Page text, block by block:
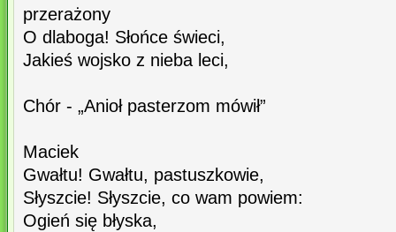
przerażony
O dlaboga! Słońce świeci,
Jakieś wojsko z nieba leci,
Chór - „Anioł pasterzom mówił”
Maciek
Gwałtu! Gwałtu, pastuszkowie,
Słyszcie! Słyszcie, co wam powiem:
Ogień się błyska,